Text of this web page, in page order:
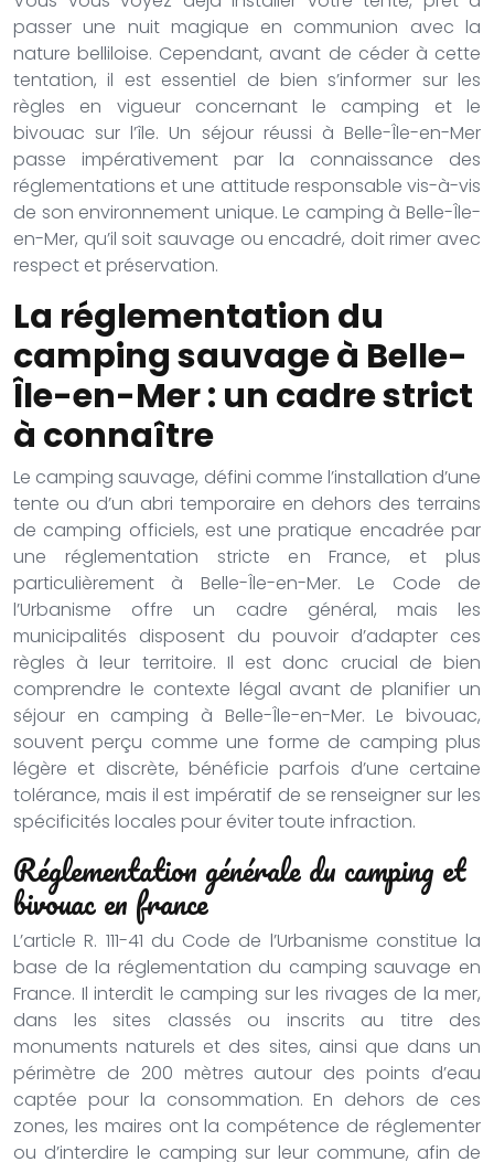
passer une nuit magique en communion avec la
nature belliloise. Cependant, avant de céder à cette
tentation, il est essentiel de bien s’informer sur les
règles en vigueur concernant le camping et le
bivouac sur l’île. Un séjour réussi à Belle-Île-en-Mer
passe impérativement par la connaissance des
réglementations et une attitude responsable vis-à-vis
de son environnement unique. Le camping à Belle-Île-
en-Mer, qu’il soit sauvage ou encadré, doit rimer avec
respect et préservation.
La réglementation du
camping sauvage à Belle-
Île-en-Mer : un cadre strict
à connaître
Le camping sauvage, défini comme l’installation d’une
tente ou d’un abri temporaire en dehors des terrains
de camping officiels, est une pratique encadrée par
une réglementation stricte en France, et plus
particulièrement à Belle-Île-en-Mer. Le Code de
l’Urbanisme offre un cadre général, mais les
municipalités disposent du pouvoir d’adapter ces
règles à leur territoire. Il est donc crucial de bien
comprendre le contexte légal avant de planifier un
séjour en camping à Belle-Île-en-Mer. Le bivouac,
souvent perçu comme une forme de camping plus
légère et discrète, bénéficie parfois d’une certaine
tolérance, mais il est impératif de se renseigner sur les
spécificités locales pour éviter toute infraction.
Réglementation générale du camping et
bivouac en france
L’article R. 111-41 du Code de l’Urbanisme constitue la
base de la réglementation du camping sauvage en
France. Il interdit le camping sur les rivages de la mer,
dans les sites classés ou inscrits au titre des
monuments naturels et des sites, ainsi que dans un
périmètre de 200 mètres autour des points d’eau
captée pour la consommation. En dehors de ces
zones, les maires ont la compétence de réglementer
ou d’interdire le camping sur leur commune, afin de